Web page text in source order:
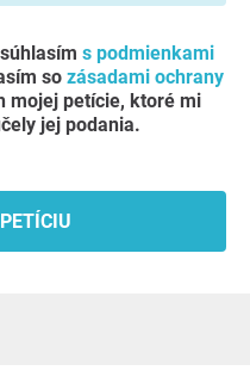
s podmienkami
so zásadami ochrany
mojej petície, ktoré mi
jej podania.